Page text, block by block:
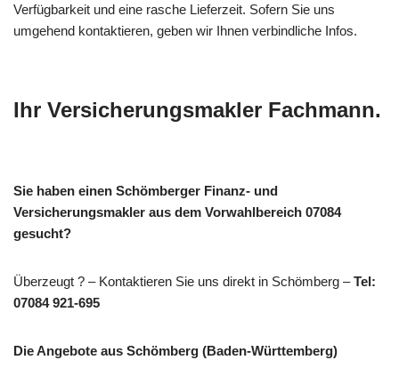
Verfügbarkeit und eine rasche Lieferzeit. Sofern Sie uns
umgehend kontaktieren, geben wir Ihnen verbindliche Infos.
Ihr Versicherungsmakler Fachmann.
Sie haben einen Schömberger Finanz- und
Versicherungsmakler aus dem Vorwahlbereich 07084
gesucht?
Überzeugt ? – Kontaktieren Sie uns direkt in Schömberg –Tel:
07084 921-695
Die Angebote aus Schömberg (Baden-Württemberg)